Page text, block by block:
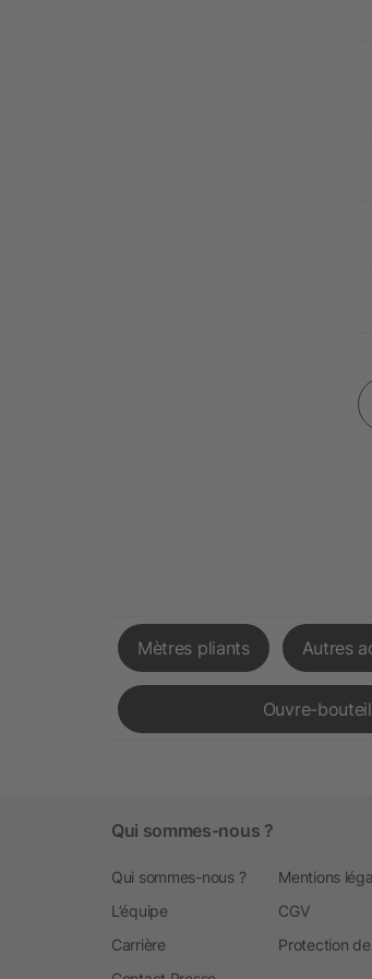
Mètres pliants Autres
Ouvre-
Qui sommes-nous ?
Qui sommes-nous ?
L’équipe
Carrière
Mentions
CGV
Protection